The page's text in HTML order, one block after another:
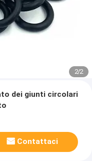
2/2
dei giunti circolari
Contattaci